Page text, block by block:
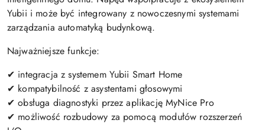
Yubii i może być integrowany z nowoczesnymi systemami
zarządzania automatyką budynkową.
Najważniejsze funkcje:
✔ integracja z systemem Yubii Smart Home
✔ kompatybilność z asystentami głosowymi
✔ obsługa diagnostyki przez aplikację MyNice Pro
✔ możliwość rozbudowy za pomocą modułów rozszerzeń